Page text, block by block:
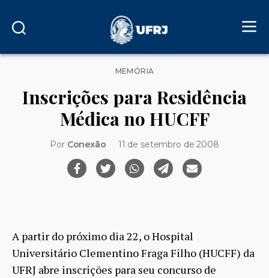
Categorias
MEMÓRIA
Inscrições para Residência
Médica no HUCFF
Por Conexão 11 de setembro de 2008
A partir do próximo dia 22, o Hospital
Universitário Clementino Fraga Filho (HUCFF) da
UFRJ abre inscrições para seu concurso de